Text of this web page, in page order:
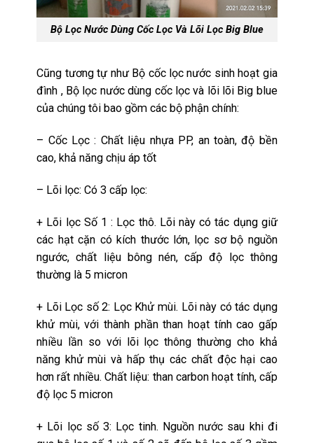
Bộ Lọc Nước Dùng Cốc Lọc Và Lõi Lọc Big Blue
Cũng tương tự như Bộ cốc lọc nước sinh hoạt gia
đình , Bộ lọc nước dùng cốc lọc và lõi lõi Big blue
của chúng tôi bao gồm các bộ phận chính:
– Cốc Lọc : Chất liệu nhựa PP, an toàn, độ bền
cao, khả năng chịu áp tốt
– Lõi lọc: Có 3 cấp lọc:
+ Lõi lọc Số 1 : Lọc thô. Lõi này có tác dụng giữ
các hạt cặn có kích thước lớn, lọc sơ bộ nguồn
ngước, chất liệu bông nén, cấp độ lọc thông
thường là 5 micron
+ Lõi Lọc số 2: Lọc Khử mùi. Lõi này có tác dụng
khử mùi, với thành phần than hoạt tính cao gấp
nhiều lần so với lõi lọc thông thường cho khả
năng khử mùi và hấp thụ các chất độc hại cao
hơn rất nhiều. Chất liệu: than carbon hoạt tính, cấp
độ lọc 5 micron
+ Lõi lọc số 3: Lọc tinh. Nguồn nước sau khi đi